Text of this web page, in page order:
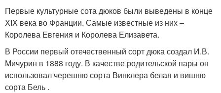
Первые культурные сота дюков были выведены в конце
XIX века во Франции. Самые известные из них –
Королева Евгения и Королева Елизавета.
В России первый отечественный сорт дюка создал И.В.
Мичурин в 1888 году. В качестве родительской пары он
использовал черешню сорта Винклера белая и вишню
сорта Бель .